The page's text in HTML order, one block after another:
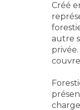
Créé
autre